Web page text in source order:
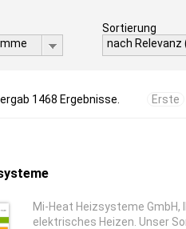
Sortierung
nach
1468 Ergebnisse. Erste
Mi-Heat Heizsysteme GmbH,
elektrisches Heizen. Unser